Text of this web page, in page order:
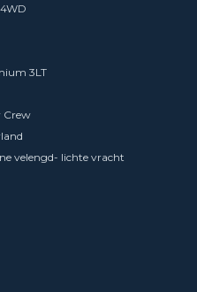
3LT
Crew
velengd- lichte vracht